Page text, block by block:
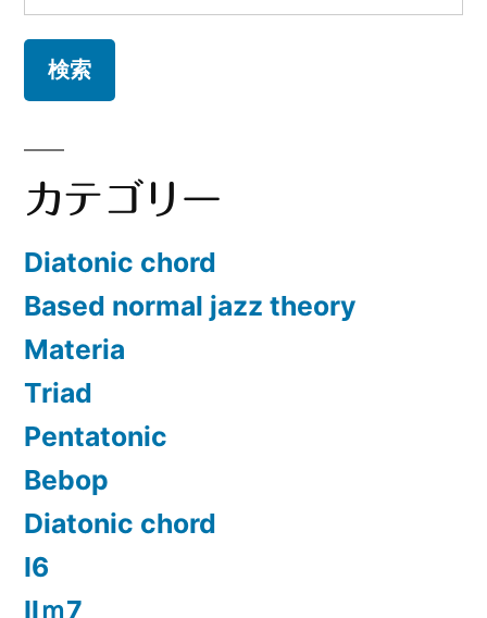
索:
カテゴリー
Diatonic chord
Based normal jazz theory
Materia
Triad
Pentatonic
Bebop
Diatonic chord
Ⅰ6
Ⅱｍ7